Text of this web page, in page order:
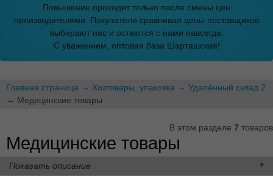
Повышение проходит только после смены цен
производителями. Покупатели сравнивая цены поставщиков
выбирают нас и остаются с нами навсегда.
С уважением, оптовая база Шарташская!
Главная страница → Хозтовары, упаковка → Удалённый склад 2
→ Медицинские товары
В этом разделе 7 товаров
Медицинские товары
Показать описание